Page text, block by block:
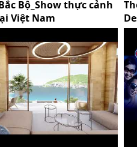
Bộ_Show thực cảnh
Việt Nam